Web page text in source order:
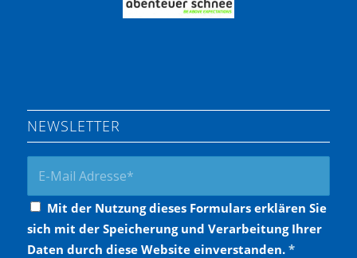
NEWSLETTER
Mit der Nutzung dieses Formulars erklären Sie
sich mit der Speicherung und Verarbeitung Ihrer
Daten durch diese Website einverstanden. *